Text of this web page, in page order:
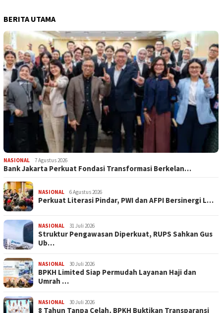
BERITA UTAMA
NASIONAL 7 Agustus 2026
Bank Jakarta Perkuat Fondasi Transformasi Berkelan…
NASIONAL 6 Agustus 2026
Perkuat Literasi Pindar, PWI dan AFPI Bersinergi L…
NASIONAL 31 Juli 2026
​Struktur Pengawasan Diperkuat, RUPS Sahkan Gus
Ub…
NASIONAL 30 Juli 2026
BPKH Limited Siap Permudah Layanan Haji dan
Umrah …
NASIONAL 30 Juli 2026
​8 Tahun Tanpa Celah, BPKH Buktikan Transparansi